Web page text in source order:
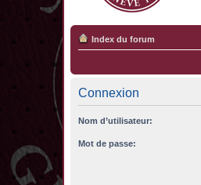
Index du forum
Connexion
Nom d’utilisateur:
Mot de passe: